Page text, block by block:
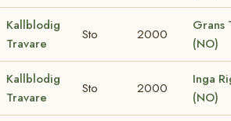
Kallblodig
Travare
Sto 2000
Grans
(NO)
Kallblodig
Travare
Sto 2000
Inga
(NO)